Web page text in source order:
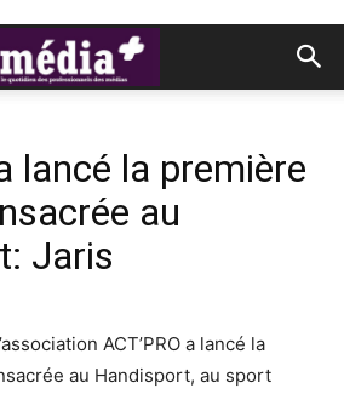
lancé la première
au
Jaris
ACT’PRO a lancé la
au Handisport, au sport